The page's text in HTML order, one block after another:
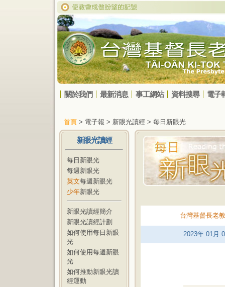
關於我們 最新消息 事工網站 資料搜尋 電子
首頁 > 電子報 > 新眼光讀經 > 每日新眼光
新眼光讀經
每日新眼光
每週新眼光
英文每週新眼光
少年新眼光
新眼光讀經簡介
新眼光讀經計劃
如何使用每日新眼
光
如何使用每週新眼
光
如何推動新眼光讀
經運動
台灣基督長老
2023年 01月